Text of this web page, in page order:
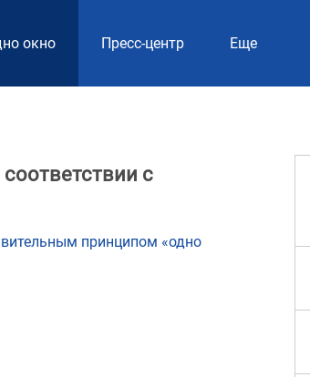
окно Пресс-центр Еще
с
принципом «одно